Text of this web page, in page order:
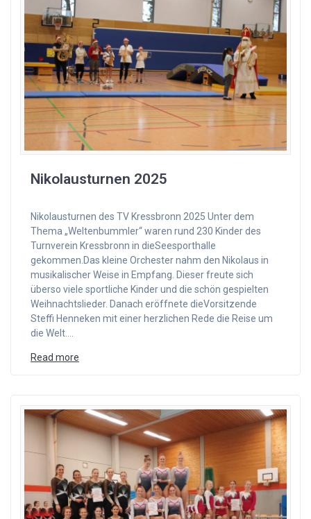
Nikolausturnen 2025
Nikolausturnen des TV Kressbronn 2025 Unter dem
Thema „Weltenbummler“ waren rund 230 Kinder des
Turnverein Kressbronn in dieSeesporthalle
gekommen.Das kleine Orchester nahm den Nikolaus in
musikalischer Weise in Empfang. Dieser freute sich
überso viele sportliche Kinder und die schön gespielten
Weihnachtslieder. Danach eröffnete dieVorsitzende
Steffi Henneken mit einer herzlichen Rede die Reise um
die Welt.…
Read more